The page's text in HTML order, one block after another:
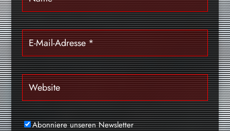
Abonniere unseren Newsletter